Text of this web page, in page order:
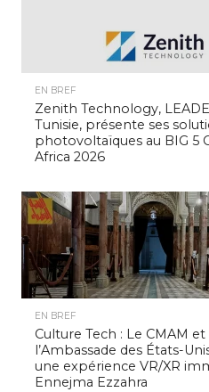
EN BREF
Zenith Technology,
Tunisie, présente ses
photovoltaïques au BIG 5
Africa 2026
EN BREF
Culture Tech : Le CMAM et
l’Ambassade des États-
une expérience VR/XR
Ennejma Ezzahra